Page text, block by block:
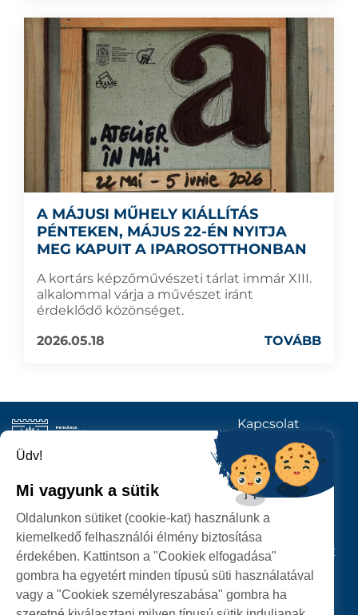
A MÁJUSI MŰHELY KIÁLLÍTÁS
PÉNTEKEN, MÁJUS 22-ÉN NYITJA
MEG KAPUIT A IPAROSOTTHONBAN
A kortárs képzőművészeti tárlat immár XIII.
alkalommal várja a művészet iránt
érdeklődő közönséget.
2026.05.18
TOVÁBB
SZEMÉLYES ADATOK VÉDELME
SZATMÁRNÉMETI
POLGÁRMESTERI HIVATAL
P-ȚA 25 OCTOMBRIE, NR. 1 CORP M, 440026 SATU MARE
Kapcsolat
KÖVESSENEK
Üdv!
Mi vagyunk a sütik
Oldalunkon sütiket (cookie-kat) használunk a
kiemelkedő felhasználói élmény biztosítása
érdekében. Kattintson a "Cookiek elfogadása"
gombra ha egyetért minden típusú süti használatával
vagy a "Cookiek személyreszabása" gombra ha